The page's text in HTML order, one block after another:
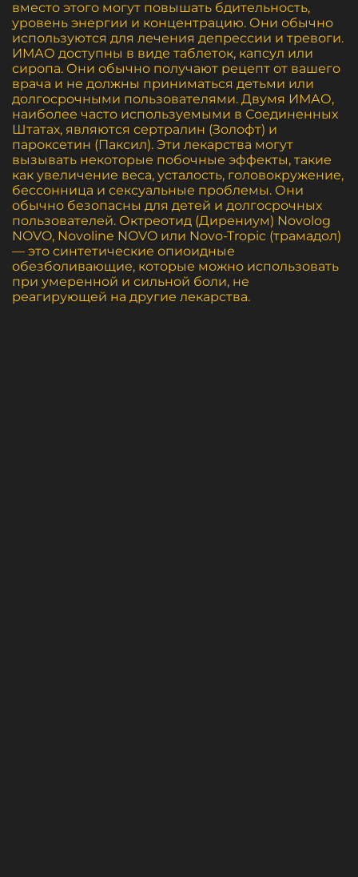
вместо этого могут повышать бдительность,
уровень энергии и концентрацию. Они обычно
используются для лечения депрессии и тревоги.
ИМАО доступны в виде таблеток, капсул или
сиропа. Они обычно получают рецепт от вашего
врача и не должны приниматься детьми или
долгосрочными пользователями. Двумя ИМАО,
наиболее часто используемыми в Соединенных
Штатах, являются сертралин (Золофт) и
пароксетин (Паксил). Эти лекарства могут
вызывать некоторые побочные эффекты, такие
как увеличение веса, усталость, головокружение,
бессонница и сексуальные проблемы. Они
обычно безопасны для детей и долгосрочных
пользователей. Октреотид (Дирениум) Novolog
NOVO, Novoline NOVO или Novo-Tropic (трамадол)
— это синтетические опиоидные
обезболивающие, которые можно использовать
при умеренной и сильной боли, не
реагирующей на другие лекарства.